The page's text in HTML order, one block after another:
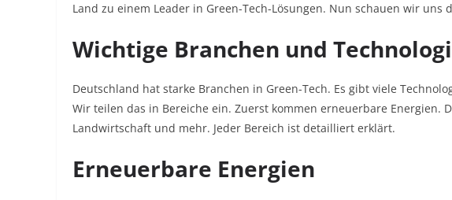
Land zu einem Leader in Green-Tech-Lösungen. Nun schauen wir uns
Wichtige Branchen und
Deutschland hat starke Branchen in Green-Tech. Es gibt viele
Wir teilen das in Bereiche ein. Zuerst kommen erneuerbare Energien.
Landwirtschaft und mehr. Jeder Bereich ist detailliert erklärt.
Erneuerbare Energien